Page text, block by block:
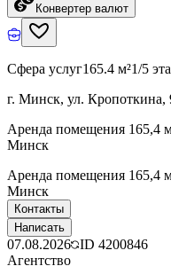
Конвертер валют
Сфера услуг165.4 м²1/5
г. Минск, ул. Кропоткина,
Аренда помещения 165,4
Минск
Аренда помещения 165,4
Минск
Контакты
Написать
07.08.2026 ID 4200846
Агентство